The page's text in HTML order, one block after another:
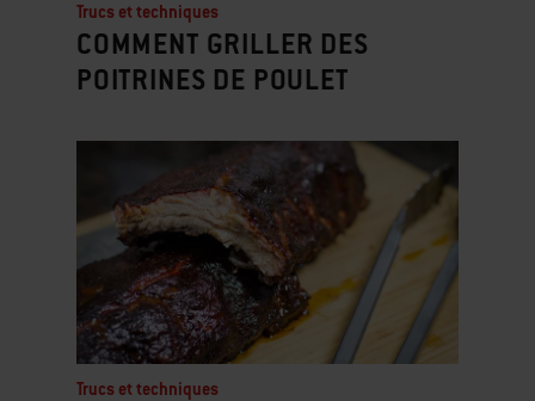
Trucs et techniques
COMMENT GRILLER DES
POITRINES DE POULET
Trucs et techniques